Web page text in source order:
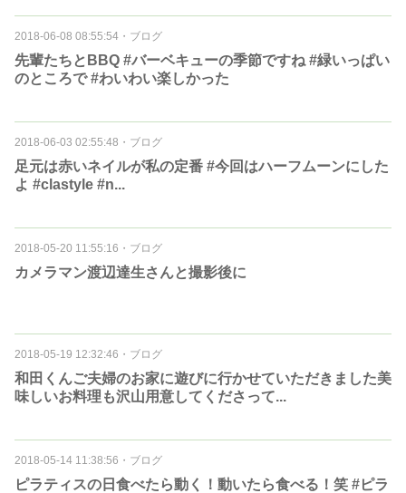
2018-06-08 08:55:54 ・ ブログ
先輩たちとBBQ #バーベキューの季節ですね #緑いっぱい
のところで #わいわい楽しかった
2018-06-03 02:55:48 ・ ブログ
足元は赤いネイルが私の定番 #今回はハーフムーンにした
よ #clastyle #n...
2018-05-20 11:55:16 ・ ブログ
カメラマン渡辺達生さんと撮影後に
2018-05-19 12:32:46 ・ ブログ
和田くんご夫婦のお家に遊びに行かせていただきました美
味しいお料理も沢山用意してくださって...
2018-05-14 11:38:56 ・ ブログ
ピラティスの日食べたら動く！動いたら食べる！笑 #ピラ